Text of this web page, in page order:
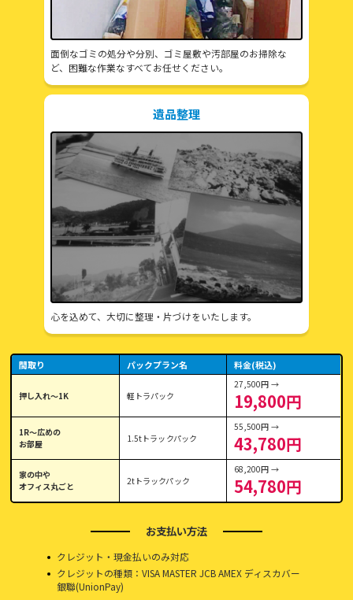
面倒なゴミの処分や分別、ゴミ屋敷や汚部屋のお掃除な
ど、困難な作業なすべてお任せください。
遺品整理
心を込めて、大切に整理・片づけをいたします。
間取り パックプラン名 料金(税込)
押し入れ〜1K 軽トラパック
27,500円 →
19,800円
1R〜広めの
お部屋
1.5tトラックパック
55,500円 →
43,780円
家の中や
オフィス丸ごと
2tトラックパック
68,200円 →
54,780円
お支払い方法
クレジット・現金払いのみ対応
クレジットの種類：VISA MASTER JCB AMEX ディスカバー
銀聯(UnionPay)